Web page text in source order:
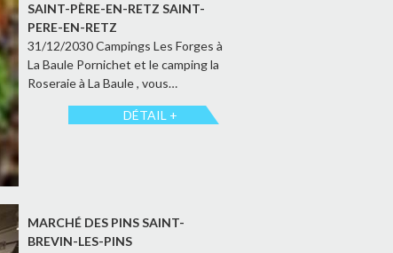
SAINT-PÈRE-EN-RETZ SAINT-
PERE-EN-RETZ
31/12/2030 Campings Les Forges à
La Baule Pornichet et le camping la
Roseraie à La Baule , vous…
DÉTAIL +
MARCHÉ DES PINS SAINT-
BREVIN-LES-PINS